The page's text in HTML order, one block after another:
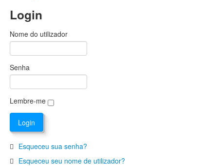
Login
Nome do utilizador
Senha
Lembre-me
Esqueceu sua senha?
Esqueceu seu nome de utilizador?